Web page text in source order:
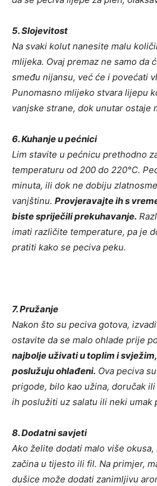
5. Slojevitost
Na svaki kolut nanesite malu
mlijeka. Ovaj premaz ne samo da
smeđu nijansu, već će i povećati
Punomasno mlijeko stvara lijepu
vanjske strane, dok unutar ostaje
6. Kuhanje u pećnici
Lim stavite u pećnicu prethodno
temperaturu od 200 do 220°C.
minuta, ili dok ne dobiju
vanjštinu. Provjeravajte ih s
biste spriječili prekuhavanje.
imati različite temperature, pa je
pratiti kako se peciva peku.
7. Pružanje
Nakon što su peciva gotova,
ostavite da se malo ohlade prije
najbolje uživati u toplim i
poslužuju ohlađeni. Ova peciva
prigode, bilo kao užina, doručak
ih poslužiti uz salatu ili neki umak
8. Dodatni savjeti
Ako želite dodati malo više
začina u tijesto ili fil. Na primjer,
dušice može dodati zanimljivu